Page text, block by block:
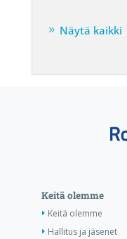
Näytä kaikki
Keitä olemme
Keitä olemme
Hallitus ja jäsenet